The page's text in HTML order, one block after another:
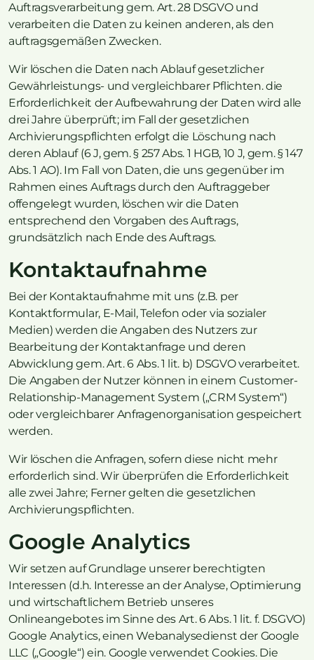
Auftragsverarbeitung gem. Art. 28 DSGVO und
verarbeiten die Daten zu keinen anderen, als den
auftragsgemäßen Zwecken.
Wir löschen die Daten nach Ablauf gesetzlicher
Gewährleistungs- und vergleichbarer Pflichten. die
Erforderlichkeit der Aufbewahrung der Daten wird alle
drei Jahre überprüft; im Fall der gesetzlichen
Archivierungspflichten erfolgt die Löschung nach
deren Ablauf (6 J, gem. § 257 Abs. 1 HGB, 10 J, gem. § 147
Abs. 1 AO). Im Fall von Daten, die uns gegenüber im
Rahmen eines Auftrags durch den Auftraggeber
offengelegt wurden, löschen wir die Daten
entsprechend den Vorgaben des Auftrags,
grundsätzlich nach Ende des Auftrags.
Kontaktaufnahme
Bei der Kontaktaufnahme mit uns (z.B. per
Kontaktformular, E-Mail, Telefon oder via sozialer
Medien) werden die Angaben des Nutzers zur
Bearbeitung der Kontaktanfrage und deren
Abwicklung gem. Art. 6 Abs. 1 lit. b) DSGVO verarbeitet.
Die Angaben der Nutzer können in einem Customer-
Relationship-Management System („CRM System“)
oder vergleichbarer Anfragenorganisation gespeichert
werden.
Wir löschen die Anfragen, sofern diese nicht mehr
erforderlich sind. Wir überprüfen die Erforderlichkeit
alle zwei Jahre; Ferner gelten die gesetzlichen
Archivierungspflichten.
Google Analytics
Wir setzen auf Grundlage unserer berechtigten
Interessen (d.h. Interesse an der Analyse, Optimierung
und wirtschaftlichem Betrieb unseres
Onlineangebotes im Sinne des Art. 6 Abs. 1 lit. f. DSGVO)
Google Analytics, einen Webanalysedienst der Google
LLC („Google“) ein. Google verwendet Cookies. Die